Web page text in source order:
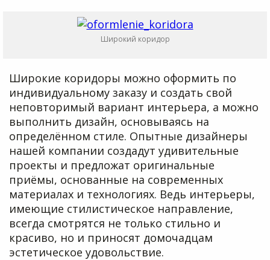
Широкий коридор
Широкие коридоры можно оформить по
индивидуальному заказу и создать свой
неповторимый вариант интерьера, а можно
выполнить дизайн, основываясь на
определённом стиле. Опытные дизайнеры
нашей компании создадут удивительные
проекты и предложат оригинальные
приёмы, основанные на современных
материалах и технологиях. Ведь интерьеры,
имеющие стилистическое направление,
всегда смотрятся не только стильно и
красиво, но и приносят домочадцам
эстетическое удовольствие.